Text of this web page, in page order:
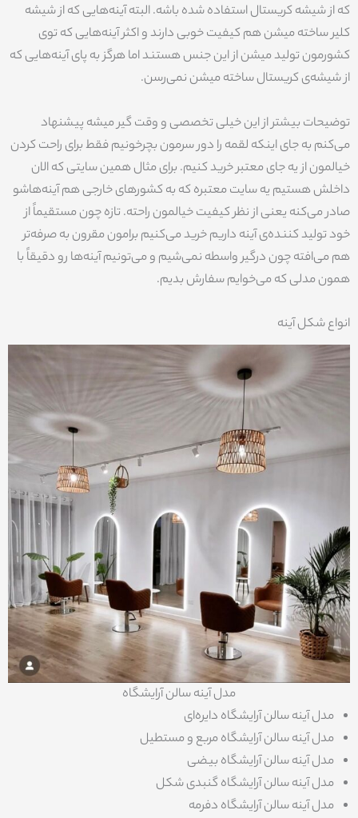
که از شیشه کریستال استفاده شده باشه. البته آینه‌هایی که از شیشه
کلیر ساخته میشن هم کیفیت خوبی دارند و اکثر آینه‌هایی که توی
کشورمون تولید میشن از این جنس هستند اما هرگز به پای آینه‌هایی که
از شیشه‌ی کریستال ساخته میشن نمی‌رسن.
توضیحات بیشتر از این خیلی تخصصی و وقت گیر میشه پیشنهاد
می‌کنم به جای اینکه لقمه را دور سرمون بچرخونیم فقط برای راحت کردن
خیالمون از یه جای معتبر خرید کنیم. برای مثال همین سایتی که الان
داخلش هستیم یه سایت معتبره که به کشورهای خارجی هم آینه‌هاشو
صادر می‌کنه یعنی از نظر کیفیت خیالمون راحته. تازه چون مستقیماً از
خود تولید کننده‌ی آینه داریم خرید می‌کنیم برامون مقرون به صرفه‌تر
هم می‌افته چون درگیر واسطه نمی‌شیم و می‌تونیم آینه‌ها رو دقیقاً با
همون مدلی که می‌خوایم سفارش بدیم.
انواع شکل آینه
مدل آینه سالن آرایشگاه
مدل آینه سالن آرایشگاه دایره‌ای
مدل آینه سالن آرایشگاه مربع و مستطیل
مدل آینه سالن آرایشگاه بیضی
مدل آینه سالن آرایشگاه گنبدی شکل
مدل آینه سالن آرایشگاه دفرمه